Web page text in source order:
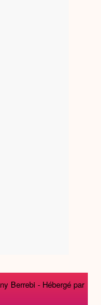
Berrebi - Hébergé par